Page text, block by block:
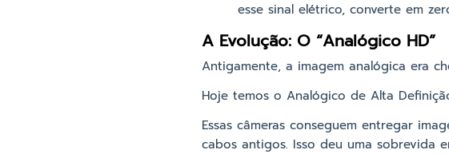
esse sinal elétrico, converte em
A Evolução: O “Analógico HD”
Antigamente, a imagem analógica era
Hoje temos o Analógico de Alta
Essas câmeras conseguem entregar
cabos antigos. Isso deu uma sobrevida